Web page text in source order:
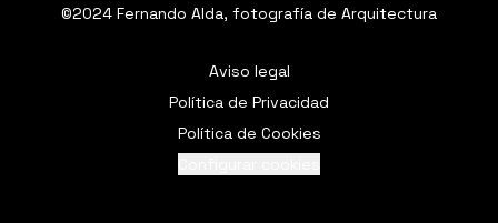
©2024 Fernando Alda, fotografía de Arquitectura
Aviso legal
Política de Privacidad
Política de Cookies